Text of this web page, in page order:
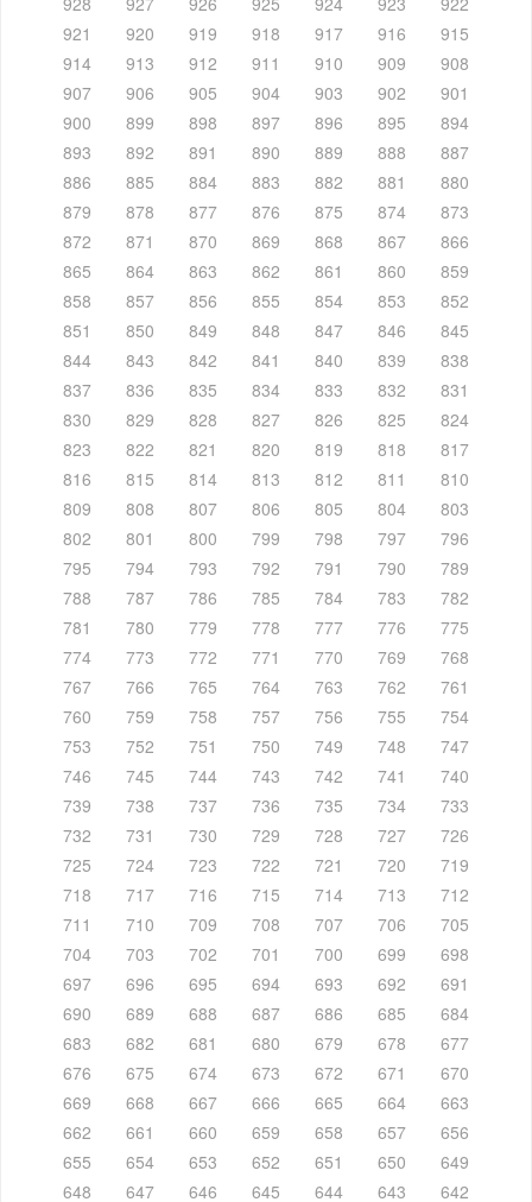
921
920 919 918 917 916
915
914
913 912 911 910 909
908
907
906 905 904 903 902
901
900
899 898 897 896 895
894
893
892 891 890 889 888
887
886
885 884 883 882 881
880
879
878 877 876 875 874
873
872
871 870 869 868 867
866
865
864 863 862 861 860
859
858
857 856 855 854 853
852
851
850 849 848 847 846
845
844
843 842 841 840 839
838
837
836 835 834 833 832
831
830
829 828 827 826 825
824
823
822 821 820 819 818
817
816
815 814 813 812 811
810
809
808 807 806 805 804
803
802
801 800 799 798 797
796
795
794 793 792 791 790
789
788
787 786 785 784 783
782
781
780 779 778 777 776
775
774
773 772 771 770 769
768
767
766 765 764 763 762
761
760
759 758 757 756 755
754
753
752 751 750 749 748
747
746
745 744 743 742 741
740
739
738 737 736 735 734
733
732
731 730 729 728 727
726
725
724 723 722 721 720
719
718
717 716 715 714 713
712
711
710 709 708 707 706
705
704
703 702 701 700 699
698
697
696 695 694 693 692
691
690
689 688 687 686 685
684
683
682 681 680 679 678
677
676
675 674 673 672 671
670
669
668 667 666 665 664
663
662
661 660 659 658 657
656
655
654 653 652 651 650
649
648
647 646 645 644 643
642